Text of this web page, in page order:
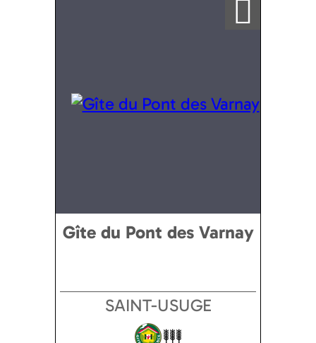
Gîte du Pont des Varnay
SAINT-USUGE